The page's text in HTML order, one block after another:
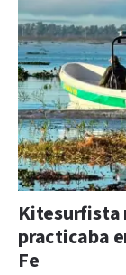
Kitesurfista
practicaba
Fe